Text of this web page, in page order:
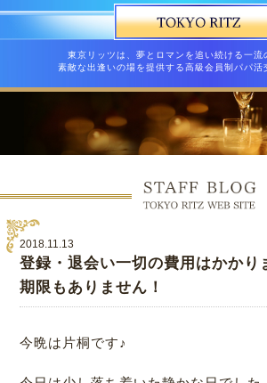
東京リッツは、夢とロマンを追い続ける一流
素敵な出逢いの場を提供する高級会員制パパ活
2018.11.13
登録・退会い一切の費用はかかり
期限もありません！
今晩は片桐です♪